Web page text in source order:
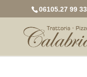
06105.27 99 33